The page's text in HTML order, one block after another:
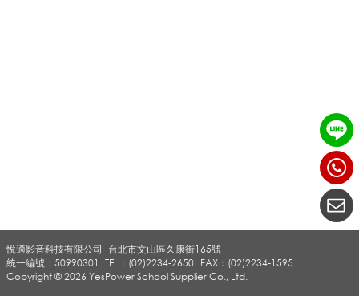
答
悅適影音科技有限公司
TEL：(02)2234-2650 FAX：(02)2234-1595
台北市文山區久康街165號
統一編號：50990301
Copyright © 2026 YesPower School Supplier Co., Ltd.